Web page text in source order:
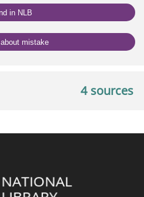
in NLB
about mistake
4 sources